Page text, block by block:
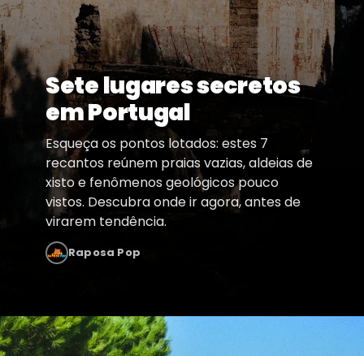
Sete lugares secretos
em Portugal
Esqueça os pontos lotados: estes 7
recantos reúnem praias vazias, aldeias de
xisto e fenômenos geológicos pouco
vistos. Descubra onde ir agora, antes de
virarem tendência.
Raposa Pop